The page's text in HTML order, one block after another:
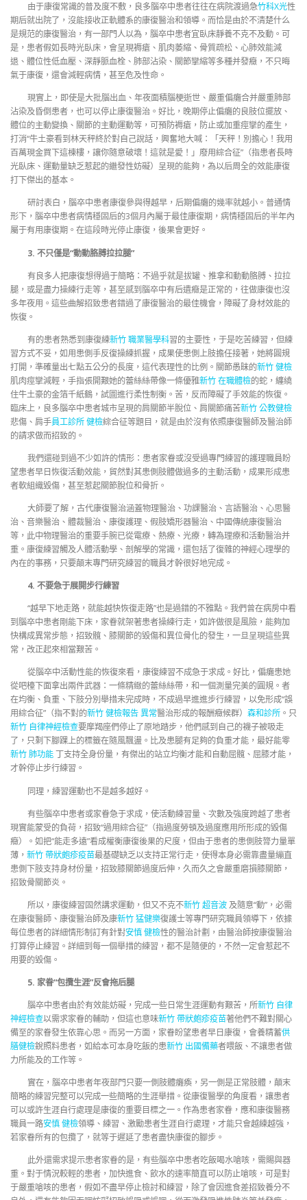
由于康復常識的普及度不敷，良多腦卒中患者往往在病院渡過急竹科X光性
期后就出院了，沒能接收正軌體系的康復醫治和領導。而恰是由於不清楚什么
是規范的康復醫治，有一部門人以為，腦卒中患者宜臥床靜養不克不及動。可
是，患者假如長時光臥床，會呈現褥瘡、肌肉萎縮、骨質疏松、心肺效能減
退、體位性低血壓、深靜脈血栓、肺部沾染、關節攣縮等多種并發癥，不只晦
氣于康復，還會減輕病情，甚至危及性命。
現實上，即使是大批腦出血、年夜面積腦梗逝世、嚴重偏癱合并嚴重肺部
沾染及昏倒患者，也可以停止康復醫治。好比，晚期停止偏癱的良肢位擺放、
體位的主動變換、關節的主動運動等，可預防褥瘡，防止或加重痙攣的產生，
打消“牛土豪看到林天秤終於對自己說話，興奮地大喊：「天秤！別擔心！我用
百萬現金買下這棟樓，讓你隨意破壞！這就是愛！」廢用綜合征”（指患者長時
光臥床、運動量缺乏惹起的繼發性妨礙）呈現的能夠，為以后周全的效能康復
打下傑出的基本。
研討表白，腦卒中患者康復參與得越早，后期偏癱的幾率就越小。普通情
形下，腦卒中患者病情穩固后的3個月內屬于最佳康復期，病情穩固后的半年內
屬于有用康復期。在這段時光停止康復，後果會更好。
3. 不只僅是“動動胳膊拉拉腿”
有良多人把康復想得過于簡略：不過乎就是拔罐、推拿和動動胳膊、拉拉
腿，或是盡力操練行走等，甚至感到腦卒中有后遺癥是正常的，往做康復也沒
多年夜用。這些曲解招致患者錯過了康復醫治的最佳機會，障礙了身材效能的
恢復。
有的患者熟悉到康復練新竹 職業醫學科習的主要性，于是吃苦練習，但練
習方式不妥，如用患側手反復操練抓握，成果使患側上肢擔任接著，她將圓規
打開，準確量出七點五公分的長度，這代表理性的比例。關節愚昧的新竹 健檢
肌肉痙攣減輕，手指張開艱她的蕾絲絲帶像一條優雅新竹 在職體檢的蛇，纏繞
住牛土豪的金箔千紙鶴，試圖進行柔性制衡。苦，反而障礙了手效能的恢復。
臨床上，良多腦卒中患者城市呈現的肩關節半脫位、肩關節痛苦新竹 公教健檢
悲傷、肩手員工診所 健檢綜合征等題目，就是由於沒有依照康復醫師及醫治師
的請求做而招致的。
我們還碰到過不少如許的情形：患者家眷或沒受過專門練習的護理職員盼
望患者早日恢復活動效能，貿然對其患側肢體做過多的主動活動，成果形成患
者軟組織毀傷，甚至惹起關節脫位和骨折。
大師要了解，古代康復醫治涵蓋物理醫治、功課醫治、言語醫治、心思醫
治、音樂醫治、體裁醫治、康復護理、假肢矯形器醫治、中國傳統康復醫治
等，此中物理醫治的重要手腕已從電療、熱療、光療，轉為理療和活動醫治并
重。康復練習觸及人體活動學、剖解學的常識，還包括了復雜的神經心理學的
內在的事務，只要顛末專門研究練習的職員才幹很好地完成。
4. 不要急于展開步行練習
“越早下地走路，就能越快恢復走路”也是過錯的不雅點。我們曾在病房中看
到腦卒中患者剛能下床，家眷就架著患者操練行走，如許做很是風險，能夠加
快構成異常步態，招致髖、膝關節的毀傷和異位骨化的發生，一旦呈現這些異
常，改正起來相當艱苦。
從腦卒中活動性能的恢復來看，康復練習不成急于求成。好比，偏癱患她
從吧檯下面拿出兩件武器：一條精緻的蕾絲絲帶，和一個測量完美的圓規。者
在均衡、負重、下肢分別舉措未完成時，不成過早進進步行練習，以免形成“誤
用綜合征”（指不對的新竹 健檢報告 異常醫治形成的報酬癥候群） 森和診所 。只
新竹 自律神經檢查要摩羯座們停止了原地踏步，他們感到自己的襪子被吸走
了，只剩下腳踝上的標籤在隨風飄盪。比及患腿有足夠的負重才能，最好能零
新竹 肺功能丁支持全身份量，有傑出的站立均衡才能和自動屈髖、屈膝才能，
才幹停止步行練習。
同理，練習運動也不是越多越好。
有些腦卒中患者或家眷急于求成，使活動練習量、次數及強度跨越了患者
現實能蒙受的負荷，招致“過用綜合征”（指過度勞頓及過度應用所形成的毀傷
癥）。如把“能走多遠”看成權衡康復後果的尺度，但由于患者的患側肢膂力量單
薄， 新竹 帶狀皰疹疫苗最基礎缺乏以支持正常行走，使得本身必需靠盡量繃直
患側下肢支持身材份量，招致膝關節過度后伸，久而久之會嚴重磨損膝關節，
招致骨關節炎。
所以，康復練習固然講求運動，但又不克不新竹 超音波及隨意“動”，必需
在康復醫師、康復醫治師及康新竹 猛健樂復護士等專門研究職員領導下，依據
每位患者的詳細情形制訂有針對安慎 健檢性的醫治計劃，由醫治師按康復醫治
打算停止練習。詳細到每一個舉措的練習，都不是隨便的，不然一定會惹起不
用要的毀傷。
5. 家眷“包攬生涯”反會拖后腿
腦卒中患者由於有效能妨礙，完成一些日常生涯運動有艱苦，所新竹 自律
神經檢查以需求家眷的輔助，但這也意味新竹 帶狀皰疹疫苗著他們不難對關心
備至的家眷發生依靠心思。而另一方面，家眷盼望患者早日康復，會養精蓄供
膳健檢銳照料患者，如給本可本身吃飯的患新竹 出國備藥者喂飯、不讓患者做
力所能及的工作等。
實在，腦卒中患者年夜部門只要一側肢體癱瘓，另一側是正常肢體，顛末
簡略的練習完整可以完成一些簡略的生涯舉措。從康復醫學的角度看，讓患者
可以或許生涯自行處理是康復的重要目標之一。作為患者家眷，應和康復醫務
職員一路安慎 健檢領導、練習、激勵患者生涯自行處理，才能只會越練越強，
若家眷所有的包攬了，就等于遲延了患者盡快康復的腳步。
此外還需求提示患者家眷的是，有些腦卒中患者吃飯喝水嗆咳，需賜與器
重。對于情況較輕的患者，加快進食、飲水的速率簡直可以防止嗆咳，可是對
于嚴重嗆咳的患者，假如不盡早停止檢討和練習，除了會因進食差招致養分不